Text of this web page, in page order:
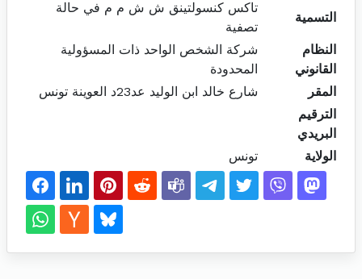
التسمية
تاكس كنسولتينق ش ش م م في حالة
تصفية
النظام
القانوني
شركة الشخص الواحد ذات المسؤولية
المحدودة
المقر
شارع خالد ابن الوليد عد23د العوينة تونس
الترقيم
البريدي
الولاية
تونس